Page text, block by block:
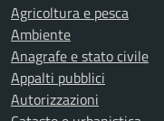
Agricoltura e pesca
Ambiente
Anagrafe e stato civile
Appalti pubblici
Autorizzazioni